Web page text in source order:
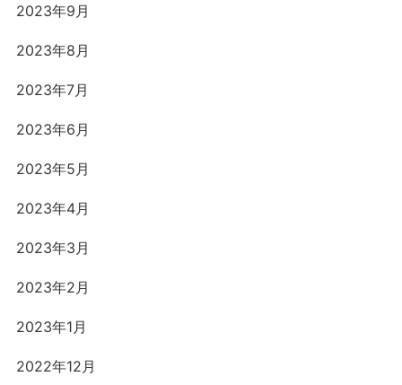
2023年9月
2023年8月
2023年7月
2023年6月
2023年5月
2023年4月
2023年3月
2023年2月
2023年1月
2022年12月